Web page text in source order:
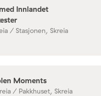
Innlandet
/ Stasjonen, Skreia
Moments
/ Pakkhuset, Skreia